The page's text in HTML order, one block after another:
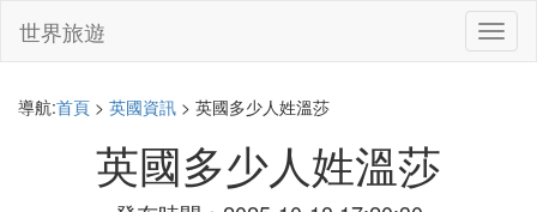
切
換
世界旅遊
導航:首頁 > 英國資訊 > 英國多少人姓溫莎
英國多少人姓溫莎